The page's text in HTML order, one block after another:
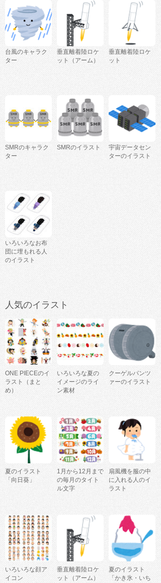
台風のキャラク
ター
垂直離着陸ロケ
ット（アーム）
垂直離着陸ロケ
ット
SMRのキャラク
ター
SMRのイラスト
宇宙データセン
ターのイラスト
いろいろなお布
団に埋もれる人
のイラスト
人気のイラスト
ONE PIECEのイ
ラスト（まと
め）
いろいろな夏の
イメージのライ
ン素材
クーゲルパンツ
ァーのイラスト
夏のイラスト
「向日葵」
1月から12月まで
の毎月のタイト
ル文字
扇風機を服の中
に入れる人のイ
ラスト
いろいろな顔ア
イコン
垂直離着陸ロケ
ット（アーム）
夏のイラスト
「かき氷・いち